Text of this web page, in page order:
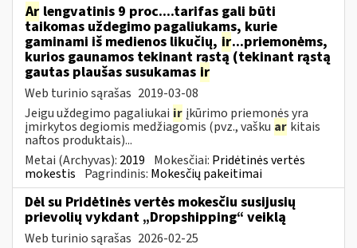
Ar lengvatinis 9 proc....tarifas gali būti
taikomas uždegimo pagaliukams, kurie
gaminami iš medienos likučių, ir...priemonėms,
kurios gaunamos tekinant rąstą (tekinant rąstą
gautas plaušas susukamas ir
Web turinio sąrašas 2019-03-08
Jeigu uždegimo pagaliukai ir įkūrimo priemonės yra
įmirkytos degiomis medžiagomis (pvz., vašku ar kitais
naftos produktais)...
Metai (Archyvas): 2019 Mokesčiai: Pridėtinės vertės
mokestis Pagrindinis: Mokesčių pakeitimai
Dėl su Pridėtinės vertės mokesčiu susijusių
prievolių vykdant „Dropshipping“ veiklą
Web turinio sąrašas 2026-02-25